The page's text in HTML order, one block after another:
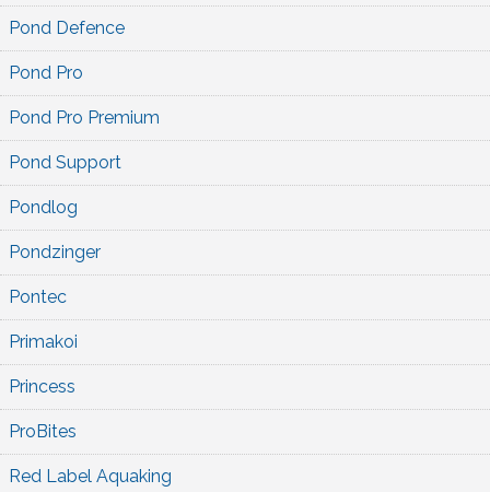
Pond Defence
Pond Pro
Pond Pro Premium
Pond Support
Pondlog
Pondzinger
Pontec
Primakoi
Princess
ProBites
Red Label Aquaking